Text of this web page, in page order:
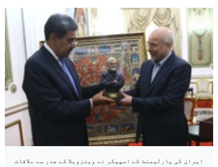
ایران کی پارلیمنٹ کے اسپیکر نے وینزویلا کے صدر سے ملاقات